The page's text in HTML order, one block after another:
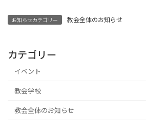
お知らせカテゴリー 教会全体のお知らせ
カテゴリー
イベント
教会学校
教会全体のお知らせ